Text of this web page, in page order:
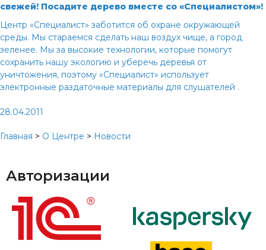
свежей! Посадите дерево вместе со «Специалистом»!
Центр «Специалист» заботится об охране окружающей
среды. Мы стараемся сделать наш воздух чище, а город
зеленее. Мы за высокие технологии, которые помогут
сохранить нашу экологию и уберечь деревья от
уничтожения, поэтому «Специалист» использует
электронные раздаточные материалы для слушателей .
28.04.2011
Главная > О Центре > Новости
Авторизации